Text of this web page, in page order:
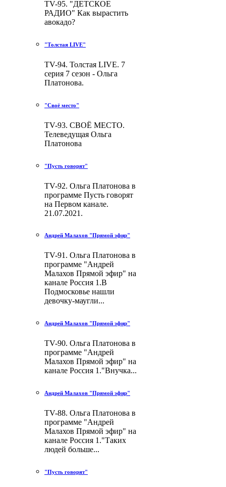
TV-95. "ДЕТСКОЕ
РАДИО" Как вырастить
авокадо?
"Толстая LIVE"
TV-94. Толстая LIVE. 7
серия 7 сезон - Ольга
Платонова.
"Своё место"
TV-93. СВОЁ МЕСТО.
Телеведущая Ольга
Платонова
"Пусть говорят"
TV-92. Ольга Платонова в
программе Пусть говорят
на Первом канале.
21.07.2021.
Андрей Малахов "Прямой эфир"
TV-91. Ольга Платонова в
программе "Андрей
Малахов Прямой эфир" на
канале Россия 1.В
Подмосковье нашли
девочку-маугли...
Андрей Малахов "Прямой эфир"
TV-90. Ольга Платонова в
программе "Андрей
Малахов Прямой эфир" на
канале Россия 1."Внучка...
Андрей Малахов "Прямой эфир"
TV-88. Ольга Платонова в
программе "Андрей
Малахов Прямой эфир" на
канале Россия 1."Таких
людей больше...
"Пусть говорят"